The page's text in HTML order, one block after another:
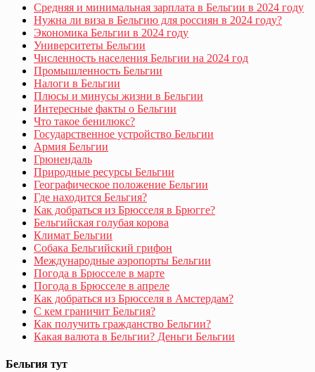
Средняя и минимальная зарплата в Бельгии в 2024 году
Нужна ли виза в Бельгию для россиян в 2024 году?
Экономика Бельгии в 2024 году
Университеты Бельгии
Численность населения Бельгии на 2024 год
Промышленность Бельгии
Налоги в Бельгии
Плюсы и минусы жизни в Бельгии
Интересные факты о Бельгии
Что такое бенилюкс?
Государственное устройство Бельгии
Армия Бельгии
Грюнендаль
Природные ресурсы Бельгии
Географическое положение Бельгии
Где находится Бельгия?
Как добраться из Брюсселя в Брюгге?
Бельгийская голубая корова
Климат Бельгии
Собака Бельгийский грифон
Международные аэропорты Бельгии
Погода в Брюсселе в марте
Погода в Брюсселе в апреле
Как добраться из Брюсселя в Амстердам?
С кем граничит Бельгия?
Как получить гражданство Бельгии?
Какая валюта в Бельгии? Деньги Бельгии
Бельгия тут